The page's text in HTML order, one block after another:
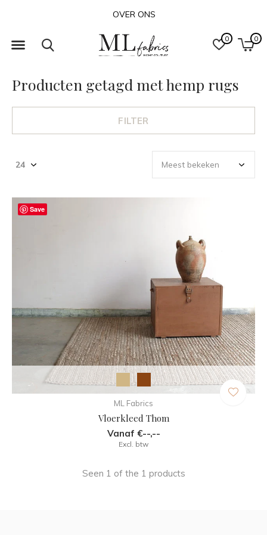
0 0
OVER ONS
Producten getagd met hemp rugs
FILTER
ML Fabrics
Vloerkleed Thom
Vanaf €--,--
Excl. btw
Seen 1 of the 1 products
Save